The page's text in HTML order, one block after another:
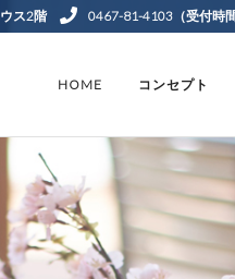
ス2階 0467-81-4103（受付時
HOME コンセプト